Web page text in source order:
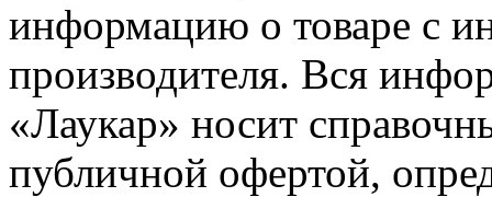
информацию о товаре с
производителя. Вся
«Лаукар» носит
публичной офертой,